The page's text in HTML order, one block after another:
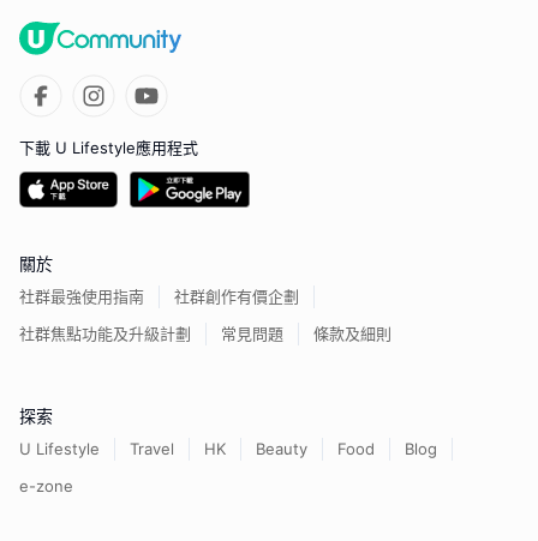
下載 U Lifestyle應用程式
關於
社群最強使用指南
社群創作有價企劃
社群焦點功能及升級計劃
常見問題 條款及細則
探索
U Lifestyle Travel HK Beauty Food
Blog
e-zone